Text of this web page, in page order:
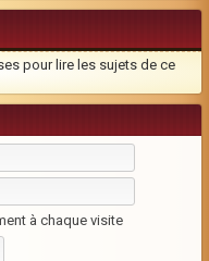
pour lire les sujets de ce
à chaque visite